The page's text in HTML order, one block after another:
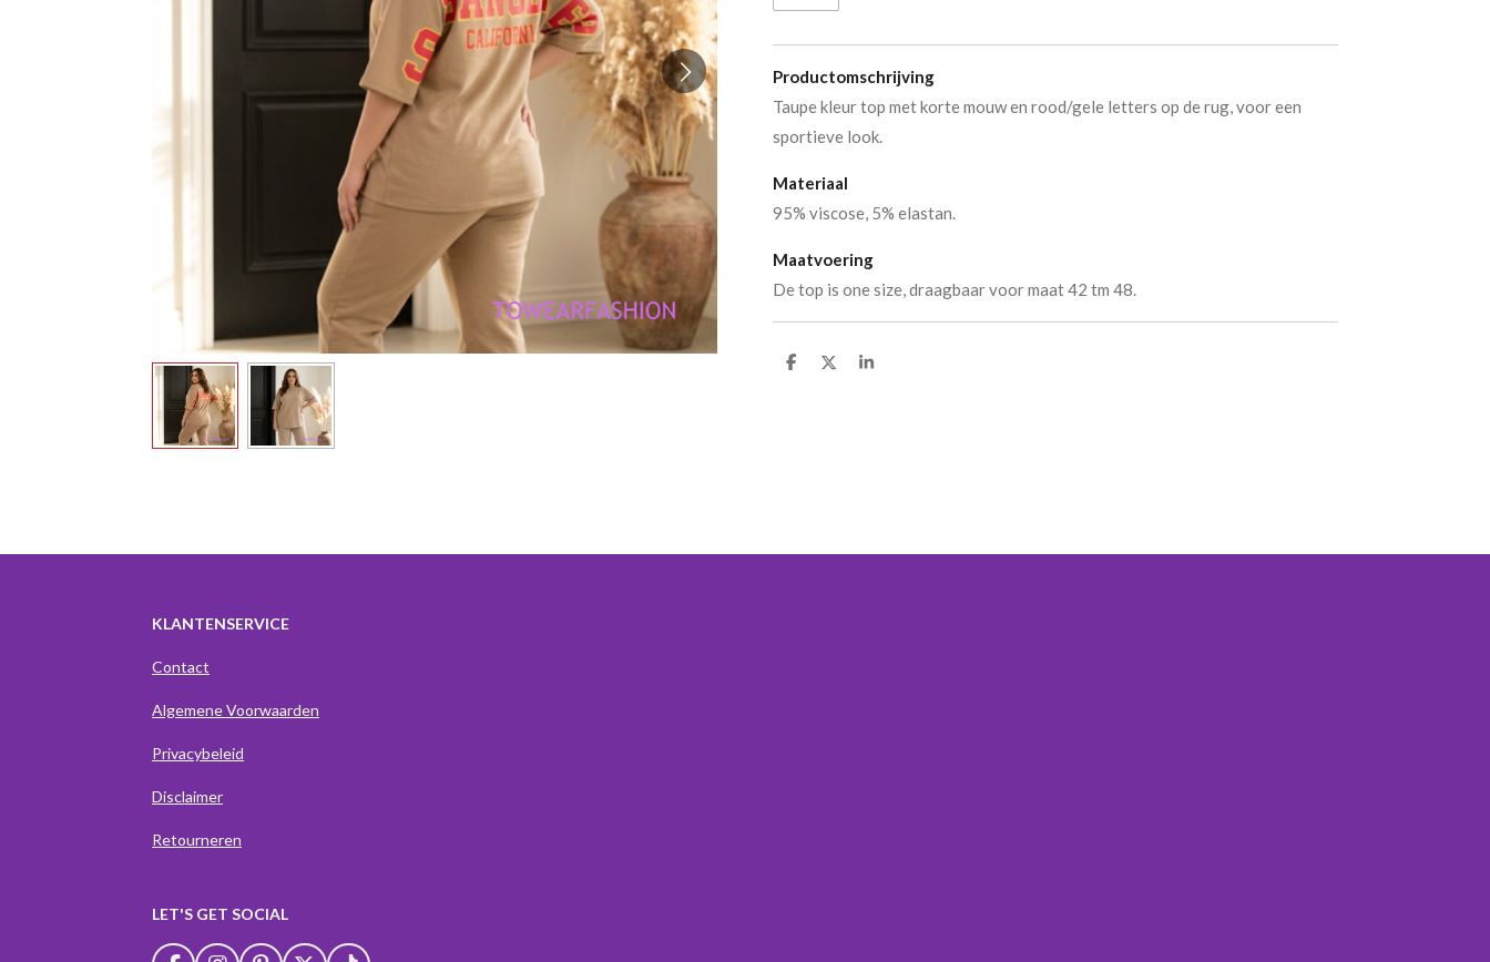
Productomschrijving
Taupe kleur top met korte mouw en rood/gele letters op de rug, voor een
sportieve look.
Materiaal
95% viscose, 5% elastan.
Maatvoering
De top is one size, draagbaar voor maat 42 tm 48.
D
D
S
KLANTENSERVICE
Contact
Algemene Voorwaarden
Privacybeleid
Disclaimer
Retourneren
LET'S GET SOCIAL